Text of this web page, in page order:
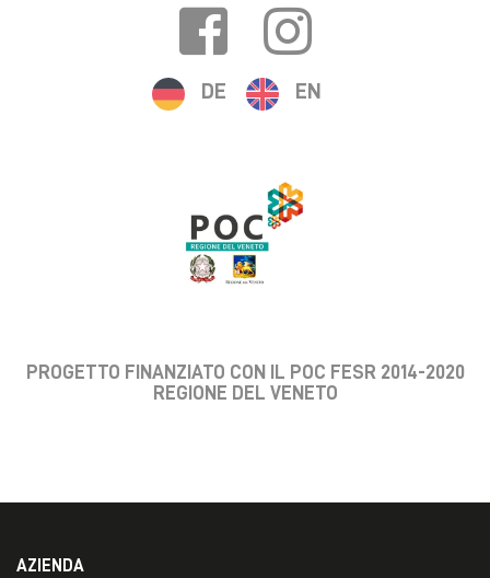
DE EN
PROGETTO FINANZIATO CON IL POC FESR 2014-2020
REGIONE DEL VENETO
AZIENDA